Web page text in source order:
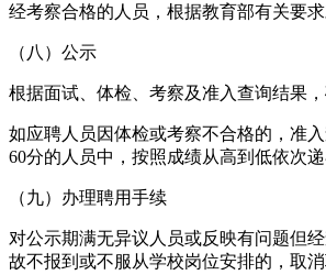
经考察合格的人员，根据教育部有关要
（八）公示
根据面试、体检、考察及准入查询结果
如应聘人员因体检或考察不合格的，准
60分的人员中，按照成绩从高到低依次
（九）办理聘用手续
对公示期满无异议人员或反映有问题但
故不报到或不服从学校岗位安排的，取消